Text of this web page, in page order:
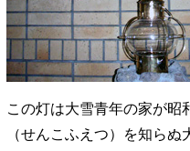
この灯は大雪青年の家が昭
（せんこふえつ）を知ら